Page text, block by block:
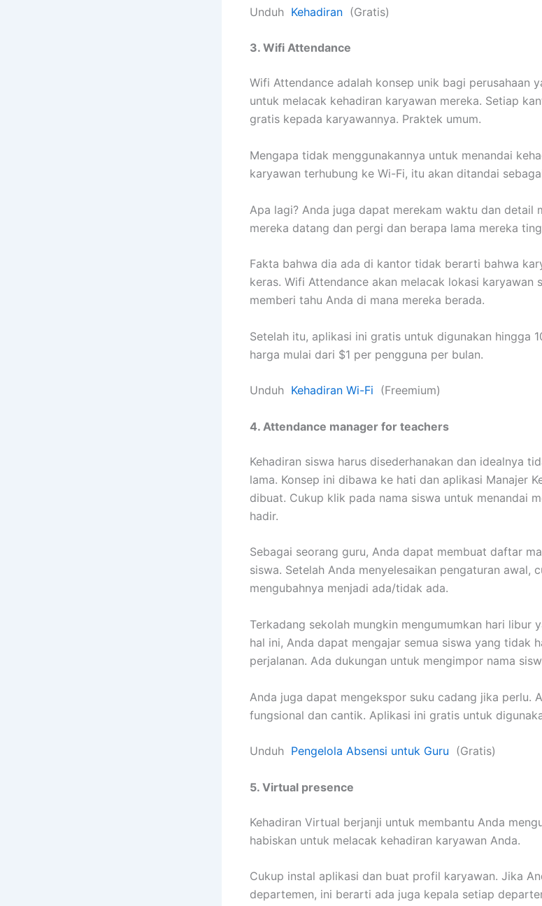
Unduh Kehadiran (Gratis)
3. Wifi Attendance
Wifi Attendance adalah konsep unik bagi perusahaan
untuk melacak kehadiran karyawan mereka. Setiap
gratis kepada karyawannya. Praktek umum.
Mengapa tidak menggunakannya untuk menandai
karyawan terhubung ke Wi-Fi, itu akan ditandai
Apa lagi? Anda juga dapat merekam waktu dan detail
mereka datang dan pergi dan berapa lama mereka
Fakta bahwa dia ada di kantor tidak berarti bahwa
keras. Wifi Attendance akan melacak lokasi karyawan
memberi tahu Anda di mana mereka berada.
Setelah itu, aplikasi ini gratis untuk digunakan hingga
harga mulai dari $1 per pengguna per bulan.
Unduh Kehadiran Wi-Fi (Freemium)
4. Attendance manager for teachers
Kehadiran siswa harus disederhanakan dan idealnya
lama. Konsep ini dibawa ke hati dan aplikasi Manajer
dibuat. Cukup klik pada nama siswa untuk menandai
hadir.
Sebagai seorang guru, Anda dapat membuat daftar
siswa. Setelah Anda menyelesaikan pengaturan awal,
mengubahnya menjadi ada/tidak ada.
Terkadang sekolah mungkin mengumumkan hari libur
hal ini, Anda dapat mengajar semua siswa yang tidak
perjalanan. Ada dukungan untuk mengimpor nama
Anda juga dapat mengekspor suku cadang jika perlu.
fungsional dan cantik. Aplikasi ini gratis untuk
Unduh Pengelola Absensi untuk Guru (Gratis)
5. Virtual presence
Kehadiran Virtual berjanji untuk membantu Anda
habiskan untuk melacak kehadiran karyawan Anda.
Cukup instal aplikasi dan buat profil karyawan. Jika
departemen, ini berarti ada juga kepala setiap